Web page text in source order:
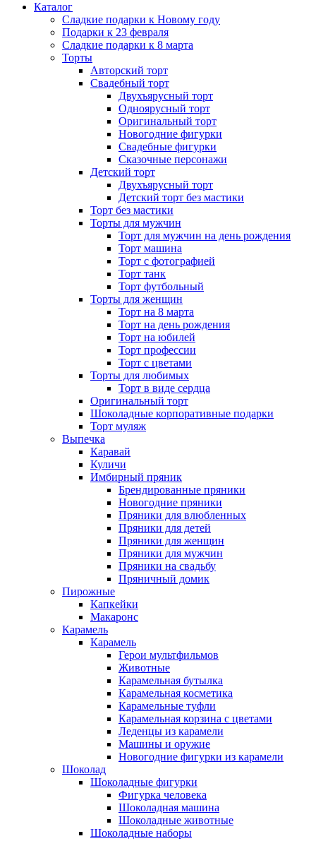
Каталог
Сладкие подарки к Новому году
Подарки к 23 февраля
Сладкие подарки к 8 марта
Торты
Авторский торт
Свадебный торт
Двухъярусный торт
Одноярусный торт
Оригинальный торт
Новогодние фигурки
Свадебные фигурки
Сказочные персонажи
Детский торт
Двухъярусный торт
Детский торт без мастики
Торт без мастики
Торты для мужчин
Торт для мужчин на день рождения
Торт машина
Торт с фотографией
Торт танк
Торт футбольный
Торты для женщин
Торт на 8 марта
Торт на день рождения
Торт на юбилей
Торт профессии
Торт с цветами
Торты для любимых
Торт в виде сердца
Оригинальный торт
Шоколадные корпоративные подарки
Торт муляж
Выпечка
Каравай
Куличи
Имбирный пряник
Брендированные пряники
Новогодние пряники
Пряники для влюбленных
Пряники для детей
Пряники для женщин
Пряники для мужчин
Пряники на свадьбу
Пряничный домик
Пирожные
Капкейки
Макаронс
Карамель
Карамель
Герои мультфильмов
Животные
Карамельная бутылка
Карамельная косметика
Карамельные туфли
Карамельная корзина с цветами
Леденцы из карамели
Машины и оружие
Новогодние фигурки из карамели
Шоколад
Шоколадные фигурки
Фигурка человека
Шоколадная машина
Шоколадные животные
Шоколадные наборы